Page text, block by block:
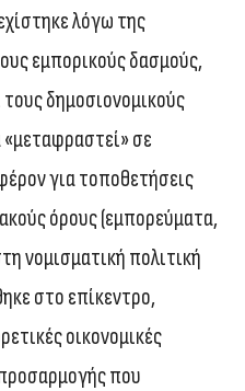
λόγω της
εμπορικούς δασμούς,
τους δημοσιονομικούς
σε
για τοποθετήσεις
όρους (εμπορεύματα,
νομισματική πολιτική
στο επίκεντρο,
οικονομικές
που